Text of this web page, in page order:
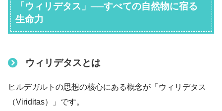
「ウィリデタス」──すべての自然物に宿る
生命力
ウィリデタスとは
ヒルデガルトの思想の核心にある概念が「ウィリデタス
（Viriditas）」です。